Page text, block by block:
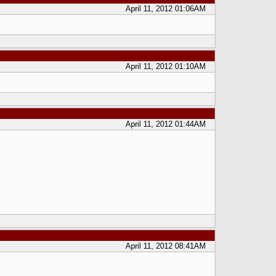
April 11, 2012 01:06AM
April 11, 2012 01:10AM
April 11, 2012 01:44AM
April 11, 2012 08:41AM